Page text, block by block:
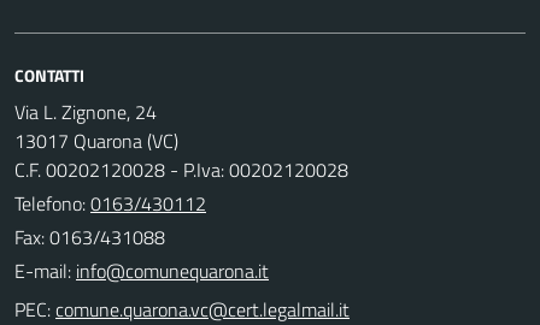
CONTATTI
Via L. Zignone, 24
13017 Quarona (VC)
C.F. 00202120028 - P.Iva: 00202120028
Telefono:0163/430112
Fax: 0163/431088
E-mail:
PEC: